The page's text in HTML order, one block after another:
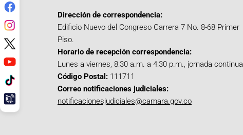
Dirección de correspondencia:
Edificio Nuevo del Congreso Carrera 7 No. 8-68 Primer
Piso.
Horario de recepción correspondencia:
Lunes a viernes, 8:30 a.m. a 4:30 p.m., jornada
Código Postal: 111711
Correo notificaciones judiciales:
notificacionesjudiciales@camara.gov.co